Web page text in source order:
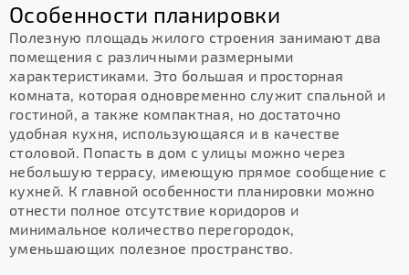
Особенности планировки
Полезную площадь жилого строения занимают два
помещения с различными размерными
характеристиками. Это большая и просторная
комната, которая одновременно служит спальной и
гостиной, а также компактная, но достаточно
удобная кухня, использующаяся и в качестве
столовой. Попасть в дом с улицы можно через
небольшую террасу, имеющую прямое сообщение с
кухней. К главной особенности планировки можно
отнести полное отсутствие коридоров и
минимальное количество перегородок,
уменьшающих полезное пространство.